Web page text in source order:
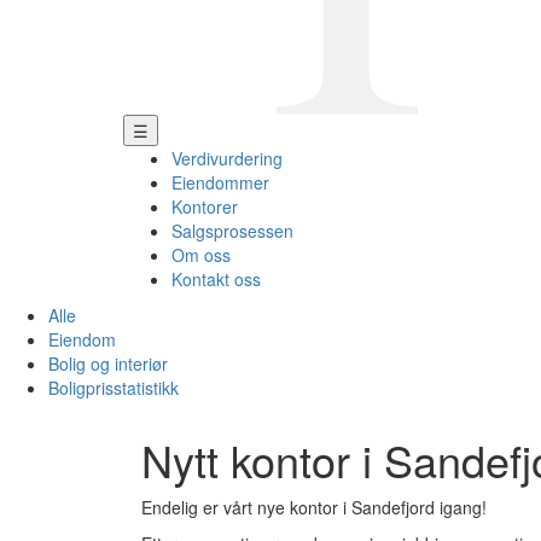
☰
Verdivurdering
Eiendommer
Kontorer
Salgsprosessen
Om oss
Kontakt oss
Alle
Eiendom
Bolig og interiør
Boligprisstatistikk
Nytt kontor i
Endelig er vårt nye kontor i Sandefjord igang!